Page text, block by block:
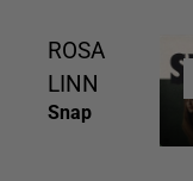
ROSA
LINN
Snap